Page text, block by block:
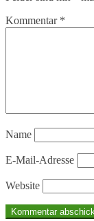
Kommentar *
Name
E-Mail-Adresse
Website